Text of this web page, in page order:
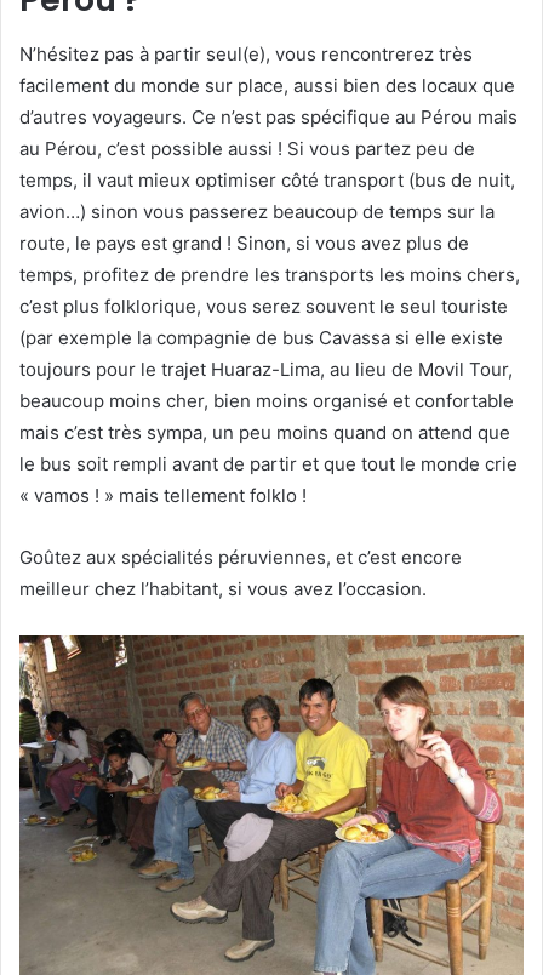
N’hésitez pas à partir seul(e), vous rencontrerez très
facilement du monde sur place, aussi bien des locaux que
d’autres voyageurs. Ce n’est pas spécifique au Pérou mais
au Pérou, c’est possible aussi ! Si vous partez peu de
temps, il vaut mieux optimiser côté transport (bus de nuit,
avion…) sinon vous passerez beaucoup de temps sur la
route, le pays est grand ! Sinon, si vous avez plus de
temps, profitez de prendre les transports les moins chers,
c’est plus folklorique, vous serez souvent le seul touriste
(par exemple la compagnie de bus Cavassa si elle existe
toujours pour le trajet Huaraz-Lima, au lieu de Movil Tour,
beaucoup moins cher, bien moins organisé et confortable
mais c’est très sympa, un peu moins quand on attend que
le bus soit rempli avant de partir et que tout le monde crie
« vamos ! » mais tellement folklo !
Goûtez aux spécialités péruviennes, et c’est encore
meilleur chez l’habitant, si vous avez l’occasion.